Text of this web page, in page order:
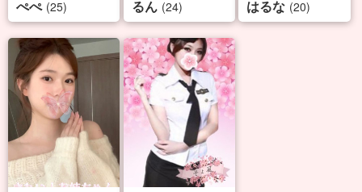
ぺぺ (25) るん (24) はるな (20)